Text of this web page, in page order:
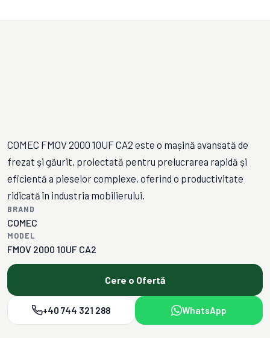
COMEC FMOV 2000 10UF CA2 este o mașină avansată de
frezat și găurit, proiectată pentru prelucrarea rapidă și
eficientă a pieselor complexe, oferind o productivitate
ridicată în industria mobilierului.
BRAND
COMEC
MODEL
FMOV 2000 10UF CA2
Cere o Ofertă
+40 744 321 288 WhatsApp